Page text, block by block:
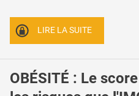
LIRE LA SUITE
OBÉSITÉ : Le